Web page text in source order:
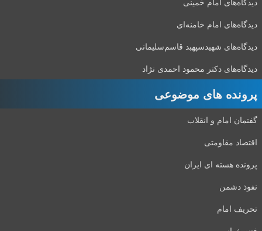
دیدگاه‌های امام خامنه‌ای
دیدگاه‌های شهید‌سپهبد قاسم‌سلیمانی
دیدگاه‌های دکتر محمود احمدی نژاد
پرونده های موضوعی
گفتمان امام و انقلاب
اقتصاد مقاومتی
پرونده هسته ای ایران
نفوذ دشمن
تحریف امام